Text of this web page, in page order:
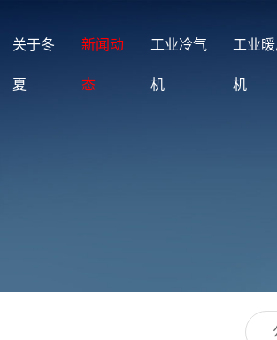
关于冬
夏
新闻动
态
工业冷气
机
工业
机